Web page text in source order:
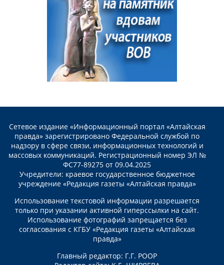
Сетевое издание «Информационный портал «Алтайская
правда» зарегистрировано Федеральной службой по
надзору в сфере связи, информационных технологий и
массовых коммуникаций. Регистрационный номер ЭЛ №
ФС77-89275 от 09.04.2025
Учредители: краевое государственное бюджетное
учреждение «Редакция газеты «Алтайская правда»
Использование текстовой информации разрешается
только при указании активной гиперссылки на сайт.
Использование фотографий запрещается без
согласования с КГБУ «Редакция газеты «Алтайская
правда»
Главный редактор: Г.Г. РООР